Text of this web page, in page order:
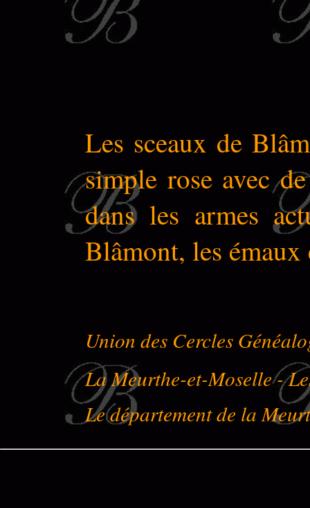
Les sceaux de
simple rose avec
dans les armes
Blâmont, les émaux
Union des Cercles
La Meurthe-et-Moselle -
Le département de la